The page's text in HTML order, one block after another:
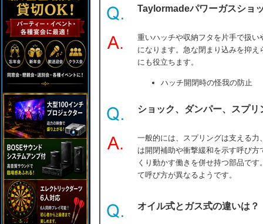
Taylormadeパワーガスショ
重いハッチや収納フタを片手で扱
になります。急な閉まり込みを抑
にも役立ちます。
ハッチ開閉時の怪我の防止
ショック、ダンパー、スプリ
一般的には、スプリングは支える
は開閉補助や衝撃緩和を示す呼び
くり動かす働きを併せ持つ部品で
て呼び方が異なるようです。
オイル式とガス式の違いは？